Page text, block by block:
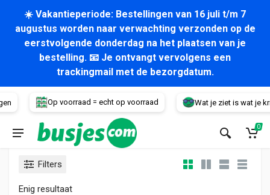
☀️ Vakantieperiode: Bestellingen van 16 juli t/m 7
augustus worden naar verwachting verzonden op de
eerstvolgende donderdag na het plaatsen van je
bestelling. 📧 Je ontvangt vervolgens een
trackingmail met de bezorgdatum.
Op voorraad = echt op voorraad Wat je ziet is wat je
Voertuig
0
Filters
Enig resultaat